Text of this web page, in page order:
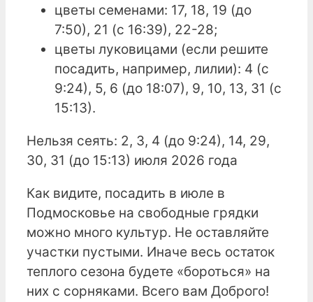
цветы семенами: 17, 18, 19 (до
7:50), 21 (с 16:39), 22-28;
цветы луковицами (если решите
посадить, например, лилии): 4 (с
9:24), 5, 6 (до 18:07), 9, 10, 13, 31 (с
15:13).
Нельзя сеять: 2, 3, 4 (до 9:24), 14, 29,
30, 31 (до 15:13) июля 2026 года
Как видите, посадить в июле в
Подмосковье на свободные грядки
можно много культур. Не оставляйте
участки пустыми. Иначе весь остаток
теплого сезона будете «бороться» на
них с сорняками. Всего вам Доброго!